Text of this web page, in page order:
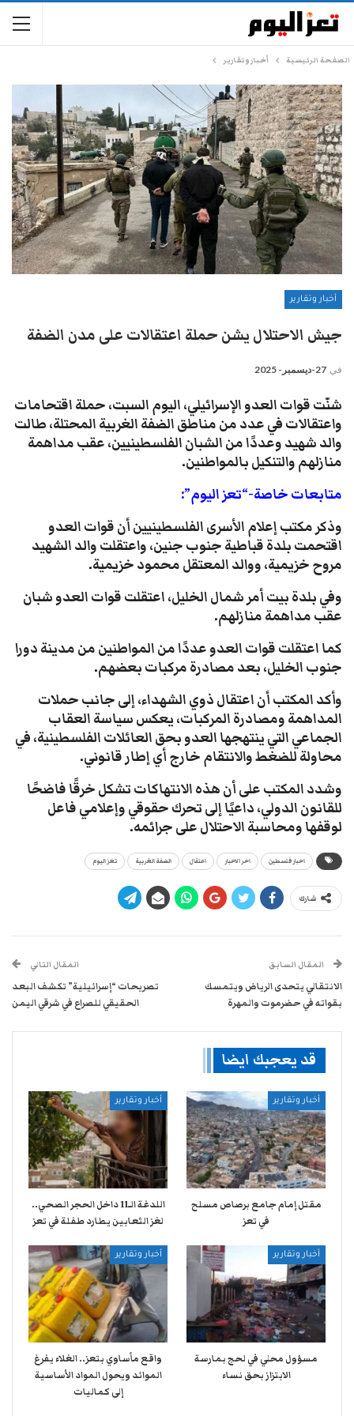
الصفحة الرئيسية أخبار وتقارير
أخبار وتقارير
جيش الاحتلال يشن حملة اعتقالات على مدن الضفة
في 27-ديسمبر- 2025
شنّت قوات العدو الإسرائيلي، اليوم السبت، حملة اقتحامات
واعتقالات في عدد من مناطق الضفة الغربية المحتلة، طالت
والد شهيد وعددًا من الشبان الفلسطينيين، عقب مداهمة
منازلهم والتنكيل بالمواطنين.
متابعات خاصة-“تعز اليوم”:
وذكر مكتب إعلام الأسرى الفلسطينيين أن قوات العدو
اقتحمت بلدة قباطية جنوب جنين، واعتقلت والد الشهيد
مروح خزيمية، ووالد المعتقل محمود خزيمية.
وفي بلدة بيت أمر شمال الخليل، اعتقلت قوات العدو شبان
عقب مداهمة منازلهم.
كما اعتقلت قوات العدو عددًا من المواطنين من مدينة دورا
جنوب الخليل، بعد مصادرة مركبات بعضهم.
وأكد المكتب أن اعتقال ذوي الشهداء، إلى جانب حملات
المداهمة ومصادرة المركبات، يعكس سياسة العقاب
الجماعي التي ينتهجها العدو بحق العائلات الفلسطينية، في
محاولة للضغط والانتقام خارج أي إطار قانوني.
وشدد المكتب على أن هذه الانتهاكات تشكل خرقًا فاضحًا
للقانون الدولي، داعيًا إلى تحرك حقوقي وإعلامي فاعل
لوقفها ومحاسبة الاحتلال على جرائمه.
اخبار فلسطين اخر الاخبار اعتقال الضفة الغربية تعز اليوم
شارك
المقال السابق
الانتقالي يتحدى الرياض ويتمسك
بقواته في حضرموت والمهرة
المقال التالي
تصريحات “إسرائيلية” تكشف البعد
الحقيقي للصراع في شرقي اليمن
قد يعجبك ايضا
أخبار وتقارير
مقتل إمام جامع برصاص مسلح
في تعز
أخبار وتقارير
اللدغة الـ11 داخل الحجر الصحي..
لغز الثعابين يطارد طفلة في تعز
أخبار وتقارير
مسؤول محلي في لحج بمارسة
الابتزاز بحق نساء
أخبار وتقارير
واقع مأساوي بتعز.. الغلاء يفرغ
الموائد ويحول المواد الأساسية
إلى كماليات